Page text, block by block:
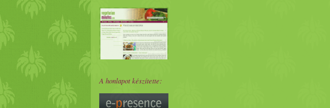
A honlapot készítette: